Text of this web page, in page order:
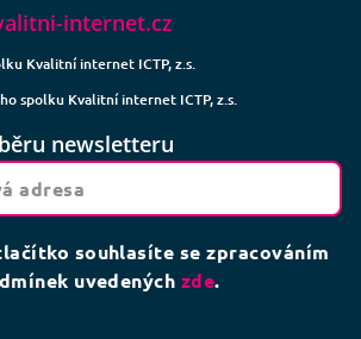
internet.cz
Kvalitní internet ICTP, z.s.
spolku Kvalitní internet ICTP, z.s.
newsletteru
souhlasíte se zpracováním
uvedených zde.